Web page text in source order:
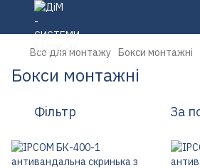
Все для монтажу Бокси монтажні
Бокси монтажні
Фільтр За